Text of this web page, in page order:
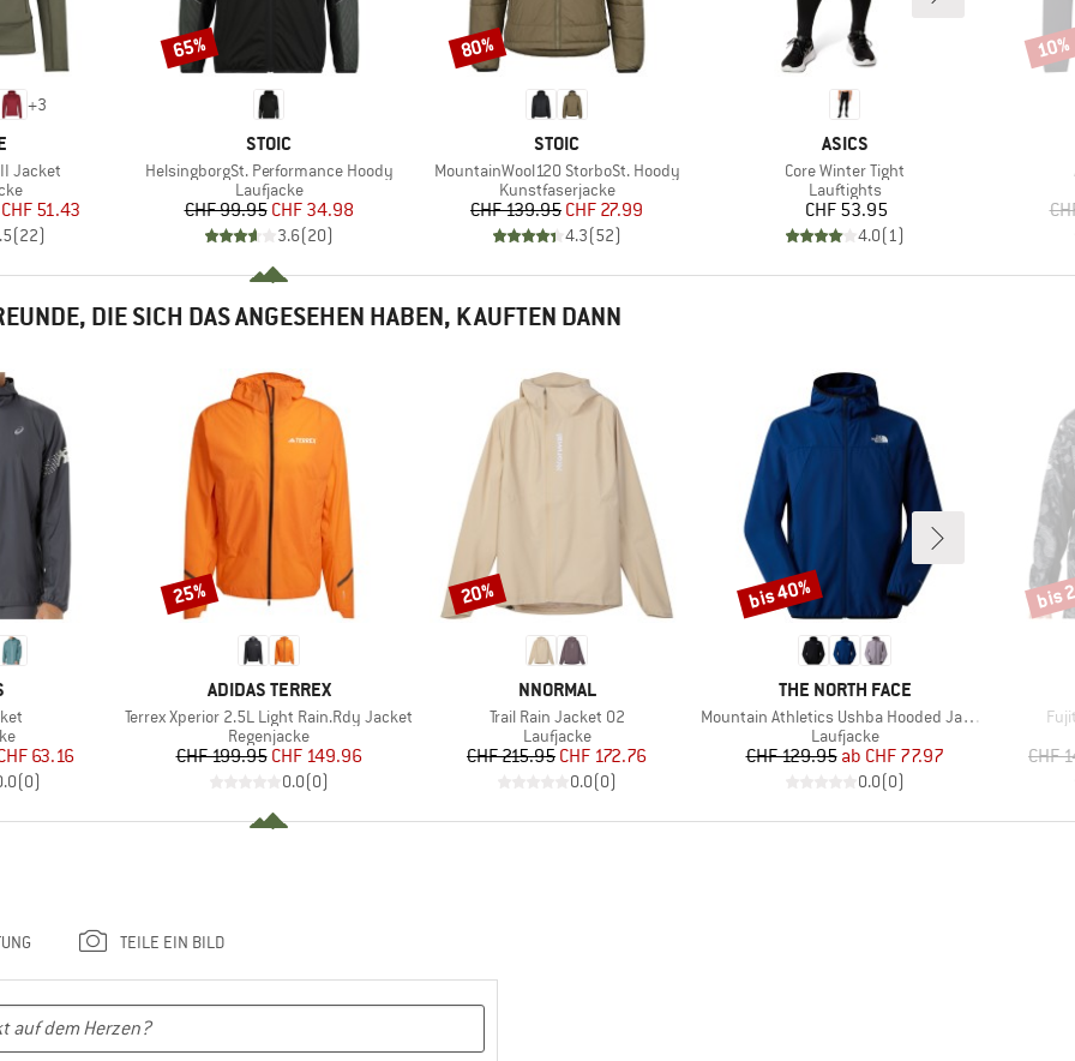
+3
Jacket
Preis
CHF 51.43
(22)
MARKE
STOIC
Artikel
HelsingborgSt. Performance Hoody
Produktgruppe
Laufjacke
Preis
CHF 99.95reduzierter Preis
CHF 34.98
3.6(20)
Rabatt
65%
MARKE
STOIC
Artikel
MountainWool120 StorboSt. Hoody
Produktgruppe
Kunstfaserjacke
Preis
CHF 139.95reduzierter Preis
CHF 27.99
4.3(52)
Rabatt
80%
MARKE
ASICS
Artikel
Core Winter Tight
Produktgruppe
Lauftights
Preis
CHF 53.95
4.0(1)
10%
DIE SICH DAS ANGESEHEN HABEN, KAUFTEN DANN
Preis
63.16
(0)
MARKE
ADIDAS TERREX
Artikel
Terrex Xperior 2.5L Light Rain.Rdy Jacket
Produktgruppe
Regenjacke
Preis
CHF 199.95reduzierter Preis
CHF 149.96
0.0(0)
Rabatt
25%
MARKE
NNORMAL
Artikel
Trail Rain Jacket 02
Produktgruppe
Laufjacke
Preis
CHF 215.95reduzierter Preis
CHF 172.76
0.0(0)
Rabatt
20%
MARKE
THE NORTH FACE
Artikel
Mountain Athletics Ushba Hooded Jacket
Produktgruppe
Laufjacke
Preis
CHF 129.95 reduzierter Preis
ab CHF 77.97
0.0(0)
Rabatt
bis 40%
CHF
bis
TEILE EIN BILD